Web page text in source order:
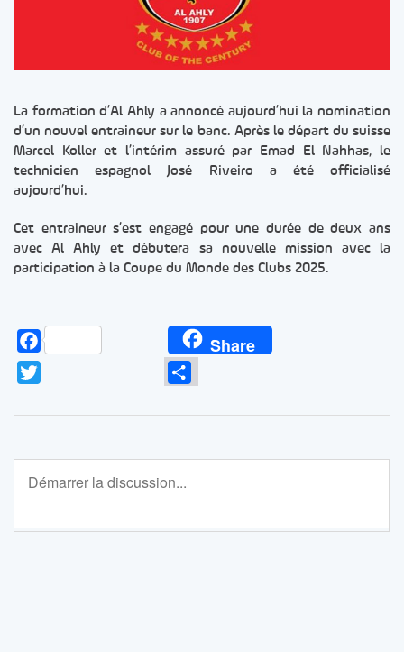
La formation d’Al Ahly a annoncé aujourd’hui la nomination
d’un nouvel entraineur sur le banc. Après le départ du suisse
Marcel Koller et l’intérim assuré par Emad El Nahhas, le
technicien espagnol José Riveiro a été officialisé
aujourd’hui.
Cet entraineur s’est engagé pour une durée de deux ans
avec Al Ahly et débutera sa nouvelle mission avec la
participation à la Coupe du Monde des Clubs 2025.
Facebook Share
Partager